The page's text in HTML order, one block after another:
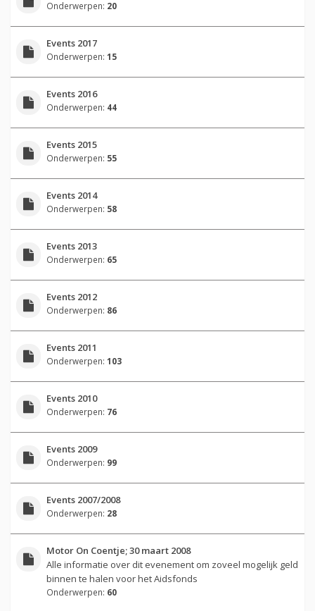
Onderwerpen: 20
Events 2017
Onderwerpen: 15
Events 2016
Onderwerpen: 44
Events 2015
Onderwerpen: 55
Events 2014
Onderwerpen: 58
Events 2013
Onderwerpen: 65
Events 2012
Onderwerpen: 86
Events 2011
Onderwerpen: 103
Events 2010
Onderwerpen: 76
Events 2009
Onderwerpen: 99
Events 2007/2008
Onderwerpen: 28
Motor On Coentje; 30 maart 2008
Alle informatie over dit evenement om zoveel mogelijk geld
binnen te halen voor het Aidsfonds
Onderwerpen: 60